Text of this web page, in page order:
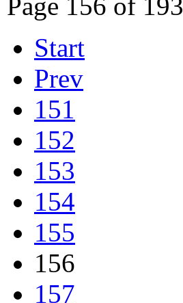
Page 156 of 193
Start
Prev
151
152
153
154
155
156
157